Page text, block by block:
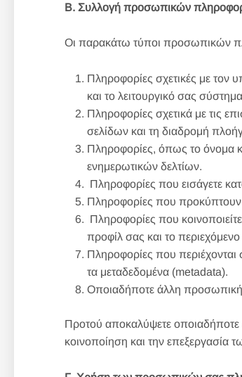
Β. Συλλογή προσωπικών
Οι παρακάτω τύποι προσωπικών
Πληροφορίες σχετικές με τον
και το λειτουργικό σας
Πληροφορίες σχετικά με τις
σελίδων και τη διαδρομή
Πληροφορίες, όπως το όνομα
ενημερωτικών δελτίων.
Πληροφορίες που εισάγετε
Πληροφορίες που προκύπτουν
Πληροφορίες που
προφίλ σας και το
Πληροφορίες που
τα μεταδεδομένα (metadata).
Οποιαδήποτε άλλη προσωπική
Προτού αποκαλύψετε οποιαδήποτε
κοινοποίηση και την